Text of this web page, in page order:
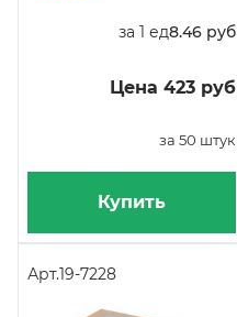
за 1 ед8.46 руб
Цена 423 руб
за 50 штук
Купить
Арт.19-7228